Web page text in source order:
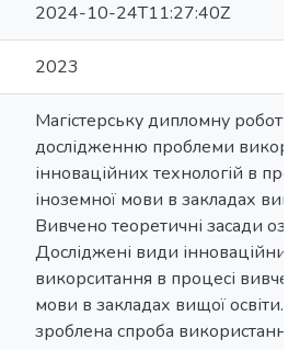
2024-10-24T11:27:40Z
2023
Магістерську дипломну роботу
дослідженню проблеми
інноваційних технологій в
іноземної мови в закладах
Вивчено теоретичні засади
Досліджені види інноваційних
викорситання в процесі
мови в закладах вищої освіти.
зроблена спроба